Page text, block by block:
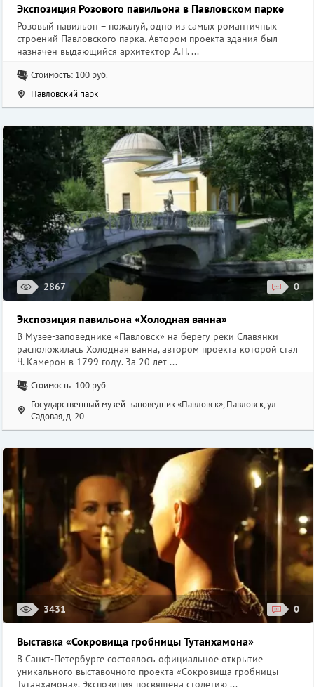
Экспозиция Розового павильона в Павловском парке
Розовый павильон – пожалуй, одно из самых романтичных
строений Павловского парка. Автором проекта здания был
назначен выдающийся архитектор А.Н. ...
Стоимость: 100 руб.
Павловский парк
2867 0
Экспозиция павильона «Холодная ванна»
В Музее-заповеднике «Павловск» на берегу реки Славянки
расположилась Холодная ванна, автором проекта которой стал
Ч. Камерон в 1799 году. За 20 лет ...
Стоимость: 100 руб.
Государственный музей-заповедник «Павловск», Павловск, ул.
Садовая, д. 20
3431 0
Выставка «Сокровища гробницы Тутанхамона»
В Санкт-Петербурге состоялось официальное открытие
уникального выставочного проекта «Сокровища гробницы
Тутанхамона». Экспозиция посвящена столетию ...